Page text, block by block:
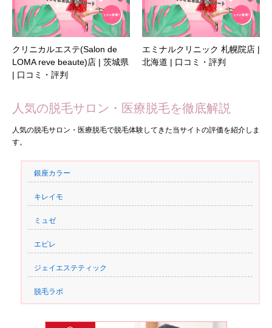
クリニカルエステ(Salon de
LOMA reve beaute)店 | 茨城県
| 口コミ・評判
エミナルクリニック 札幌院店 |
北海道 | 口コミ・評判
人気の脱毛サロン・医療脱毛を徹底解説
人気の脱毛サロン・医療脱毛で脱毛体験してきた当サイトの評価を紹介しま
す。
銀座カラー
キレイモ
ミュゼ
エピレ
ジェイエステティック
脱毛ラボ